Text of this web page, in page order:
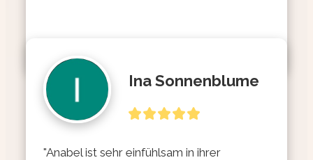
Ina Sonnenblume
"Anabel ist sehr einfühlsam in ihrer